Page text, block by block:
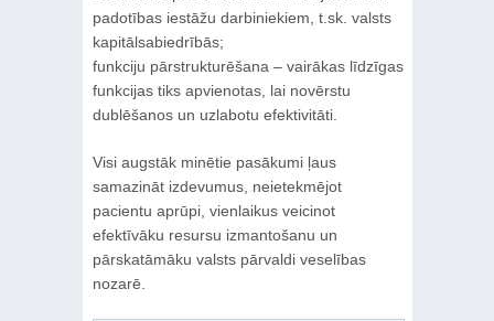
padotības iestāžu darbiniekiem, t.sk. valsts
kapitālsabiedrībās;
funkciju pārstrukturēšana – vairākas līdzīgas
funkcijas tiks apvienotas, lai novērstu
dublēšanos un uzlabotu efektivitāti.
Visi augstāk minētie pasākumi ļaus
samazināt izdevumus, neietekmējot
pacientu aprūpi, vienlaikus veicinot
efektīvāku resursu izmantošanu un
pārskatāmāku valsts pārvaldi veselības
nozarē.